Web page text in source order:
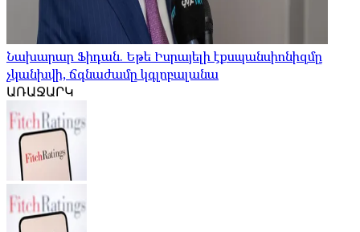
Նախարար Ֆիդան. Եթե Իսրայելի էքսպանսիոնիզմը
չկանխվի, ճգնաժամը կգլոբալանա
ԱՌԱՋԱՐԿ